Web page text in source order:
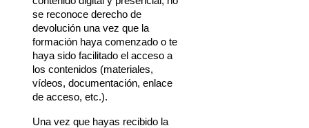
se reconoce derecho de
devolución una vez que la
formación haya comenzado o te
haya sido facilitado el acceso a
los contenidos (materiales,
vídeos, documentación, enlace
de acceso, etc.).
Una vez que hayas recibido la